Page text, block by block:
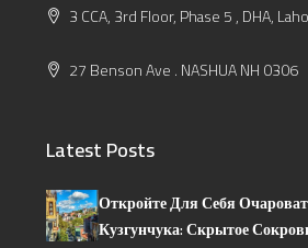
3 CCA, 3rd Floor, Phase 5 , DHA,
27 Benson Ave . NASHUA NH 0306
Latest Posts
Откройте Для Себя
Кузгунчука: Скрытое